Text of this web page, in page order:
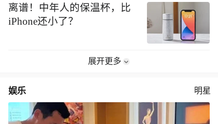
离谱！中年人的保温杯，比
iPhone还小了？
展开更多
娱乐 明星